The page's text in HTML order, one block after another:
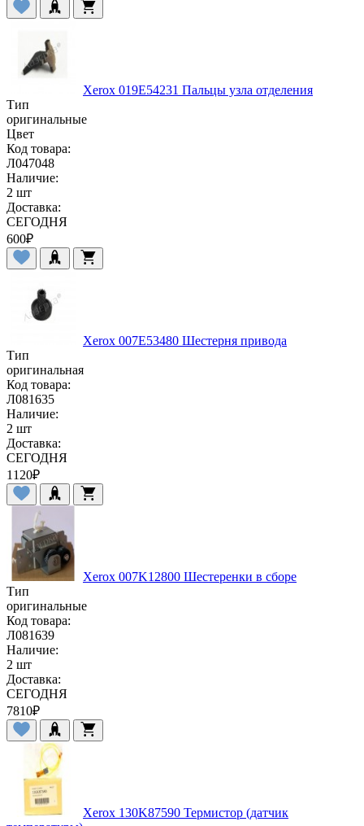
Xerox 019E54231 Пальцы узла отделения
Тип
оригинальные
Цвет
Код товара:
Л047048
Наличие:
2 шт
Доставка:
СЕГОДНЯ
600₽
Xerox 007E53480 Шестерня привода
Тип
оригинальная
Код товара:
Л081635
Наличие:
2 шт
Доставка:
СЕГОДНЯ
1120₽
Xerox 007K12800 Шестеренки в сборе
Тип
оригинальные
Код товара:
Л081639
Наличие:
2 шт
Доставка:
СЕГОДНЯ
7810₽
Xerox 130K87590 Термистор (датчик